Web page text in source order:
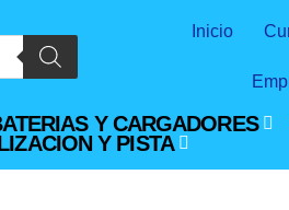
Inicio
Y CARGADORES
Y PISTA